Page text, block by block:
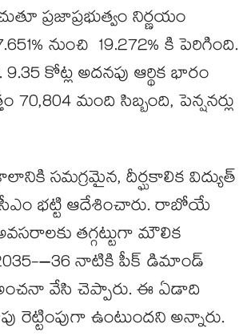
ప్రజాప్రభుత్వం నిర్ణయం
నుంచి 19.272% కి పెరిగింది.
కోట్ల అదనపు ఆర్థిక భారం
70,804 మంది సిబ్బంది, పెన్షనర్లు
సమగ్రమైన, దీర్ఘకాలిక విద్యుత్
సీఎం భట్టి ఆదేశించారు. రాబోయే
తగ్గట్టుగా మౌలిక
–36 నాటికి పీక్ డిమాండ్
అంచనా వేసి చెప్పారు. ఈ ఏడాది
ఉంటుందని అన్నారు.